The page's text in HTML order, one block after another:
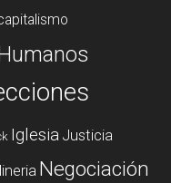
Iglesia Justicia
Negociación